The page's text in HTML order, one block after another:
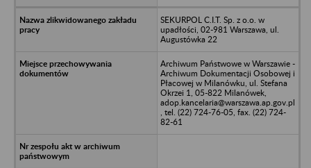
SEKURPOL C.I.T. Sp. z o.o. w
upadłości, 02-981 Warszawa, ul.
Augustówka 22
Archiwum Państwowe w Warszawie -
Archiwum Dokumentacji Osobowej i
Płacowej w Milanówku, ul. Stefana
Okrzei 1, 05-822 Milanówek,
adop.kancelaria@warszawa.ap.gov.pl
, tel. (22) 724-76-05, fax. (22) 724-
82-61